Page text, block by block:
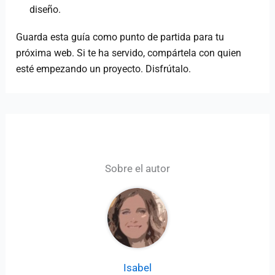
diseño.
Guarda esta guía como punto de partida para tu
próxima web. Si te ha servido, compártela con quien
esté empezando un proyecto. Disfrútalo.
Sobre el autor
Isabel